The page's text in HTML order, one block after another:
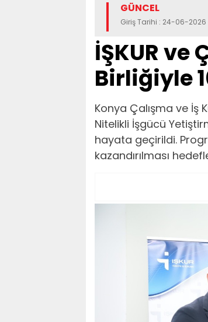
GÜNCEL
Giriş Tarihi : 24-06-
İŞKUR ve
Birliğiyle
Konya Çalışma ve İş
Nitelikli İşgücü
hayata geçirildi.
kazandırılması